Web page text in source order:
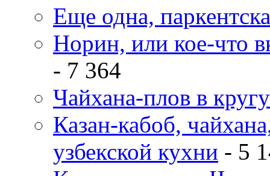
Еще одна,
Норин, или кое-что
- 7 364
Чайхана-плов в
Казан-кабоб,
узбекской кухни - 5